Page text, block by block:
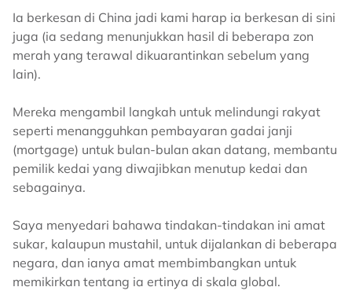
Ia berkesan di China jadi kami harap ia berkesan di sini
juga (ia sedang menunjukkan hasil di beberapa zon
merah yang terawal dikuarantinkan sebelum yang
lain).
Mereka mengambil langkah untuk melindungi rakyat
seperti menangguhkan pembayaran gadai janji
(mortgage) untuk bulan-bulan akan datang, membantu
pemilik kedai yang diwajibkan menutup kedai dan
sebagainya.
Saya menyedari bahawa tindakan-tindakan ini amat
sukar, kalaupun mustahil, untuk dijalankan di beberapa
negara, dan ianya amat membimbangkan untuk
memikirkan tentang ia ertinya di skala global.